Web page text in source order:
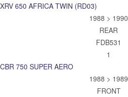
XRV 650 AFRICA TWIN (RD03)
1988 > 1990
REAR
FDB531
1
CBR 750 SUPER AERO
1988 > 1989
FRONT